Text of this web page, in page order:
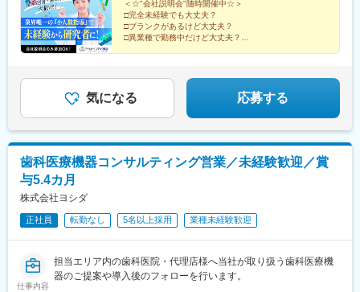
会社中外医科学研究所東邦チタニウム株式会社高田製薬株式会社
株式会社理研ジェネシス株式会社マテリアルゲート三井化学EMS
株式会社株式会社エネコート 他＼NEW！エリア制度導入／全国
でスキルを伸ばしたい方も、好きな場所で研究をしたい方も、ご
＜☆"会社説明会"随時開催中☆＞
□完全未経験でも大丈夫？
□ブランクがあるけど大丈夫？
□異業種で勤務中だけど大丈夫？
まずは説明だけ聞いてみたいという方も大歓迎♪
気になる 応募する
歯科医療機器コンサルティング営業／未経験歓迎／賞
与5.4カ月
株式会社ヨシダ
正社員 転勤なし 5名以上採用 業種未経験歓迎
仕事内容
担当エリア内の歯科医院・代理店様へ当社が取り扱う歯科医療機
器のご提案や導入後のフォローを行います。